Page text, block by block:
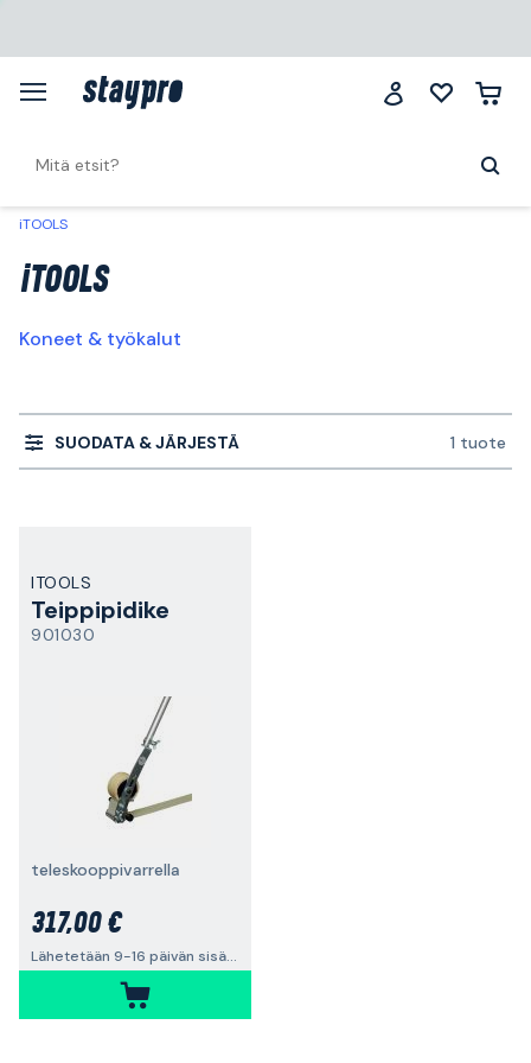
iTOOLS
iTOOLS
Koneet & työkalut
SUODATA & JÄRJESTÄ 1 tuote
ITOOLS
Teippipidike
901030
teleskooppivarrella
317,00 €
Lähetetään 9-16 päivän sisällä